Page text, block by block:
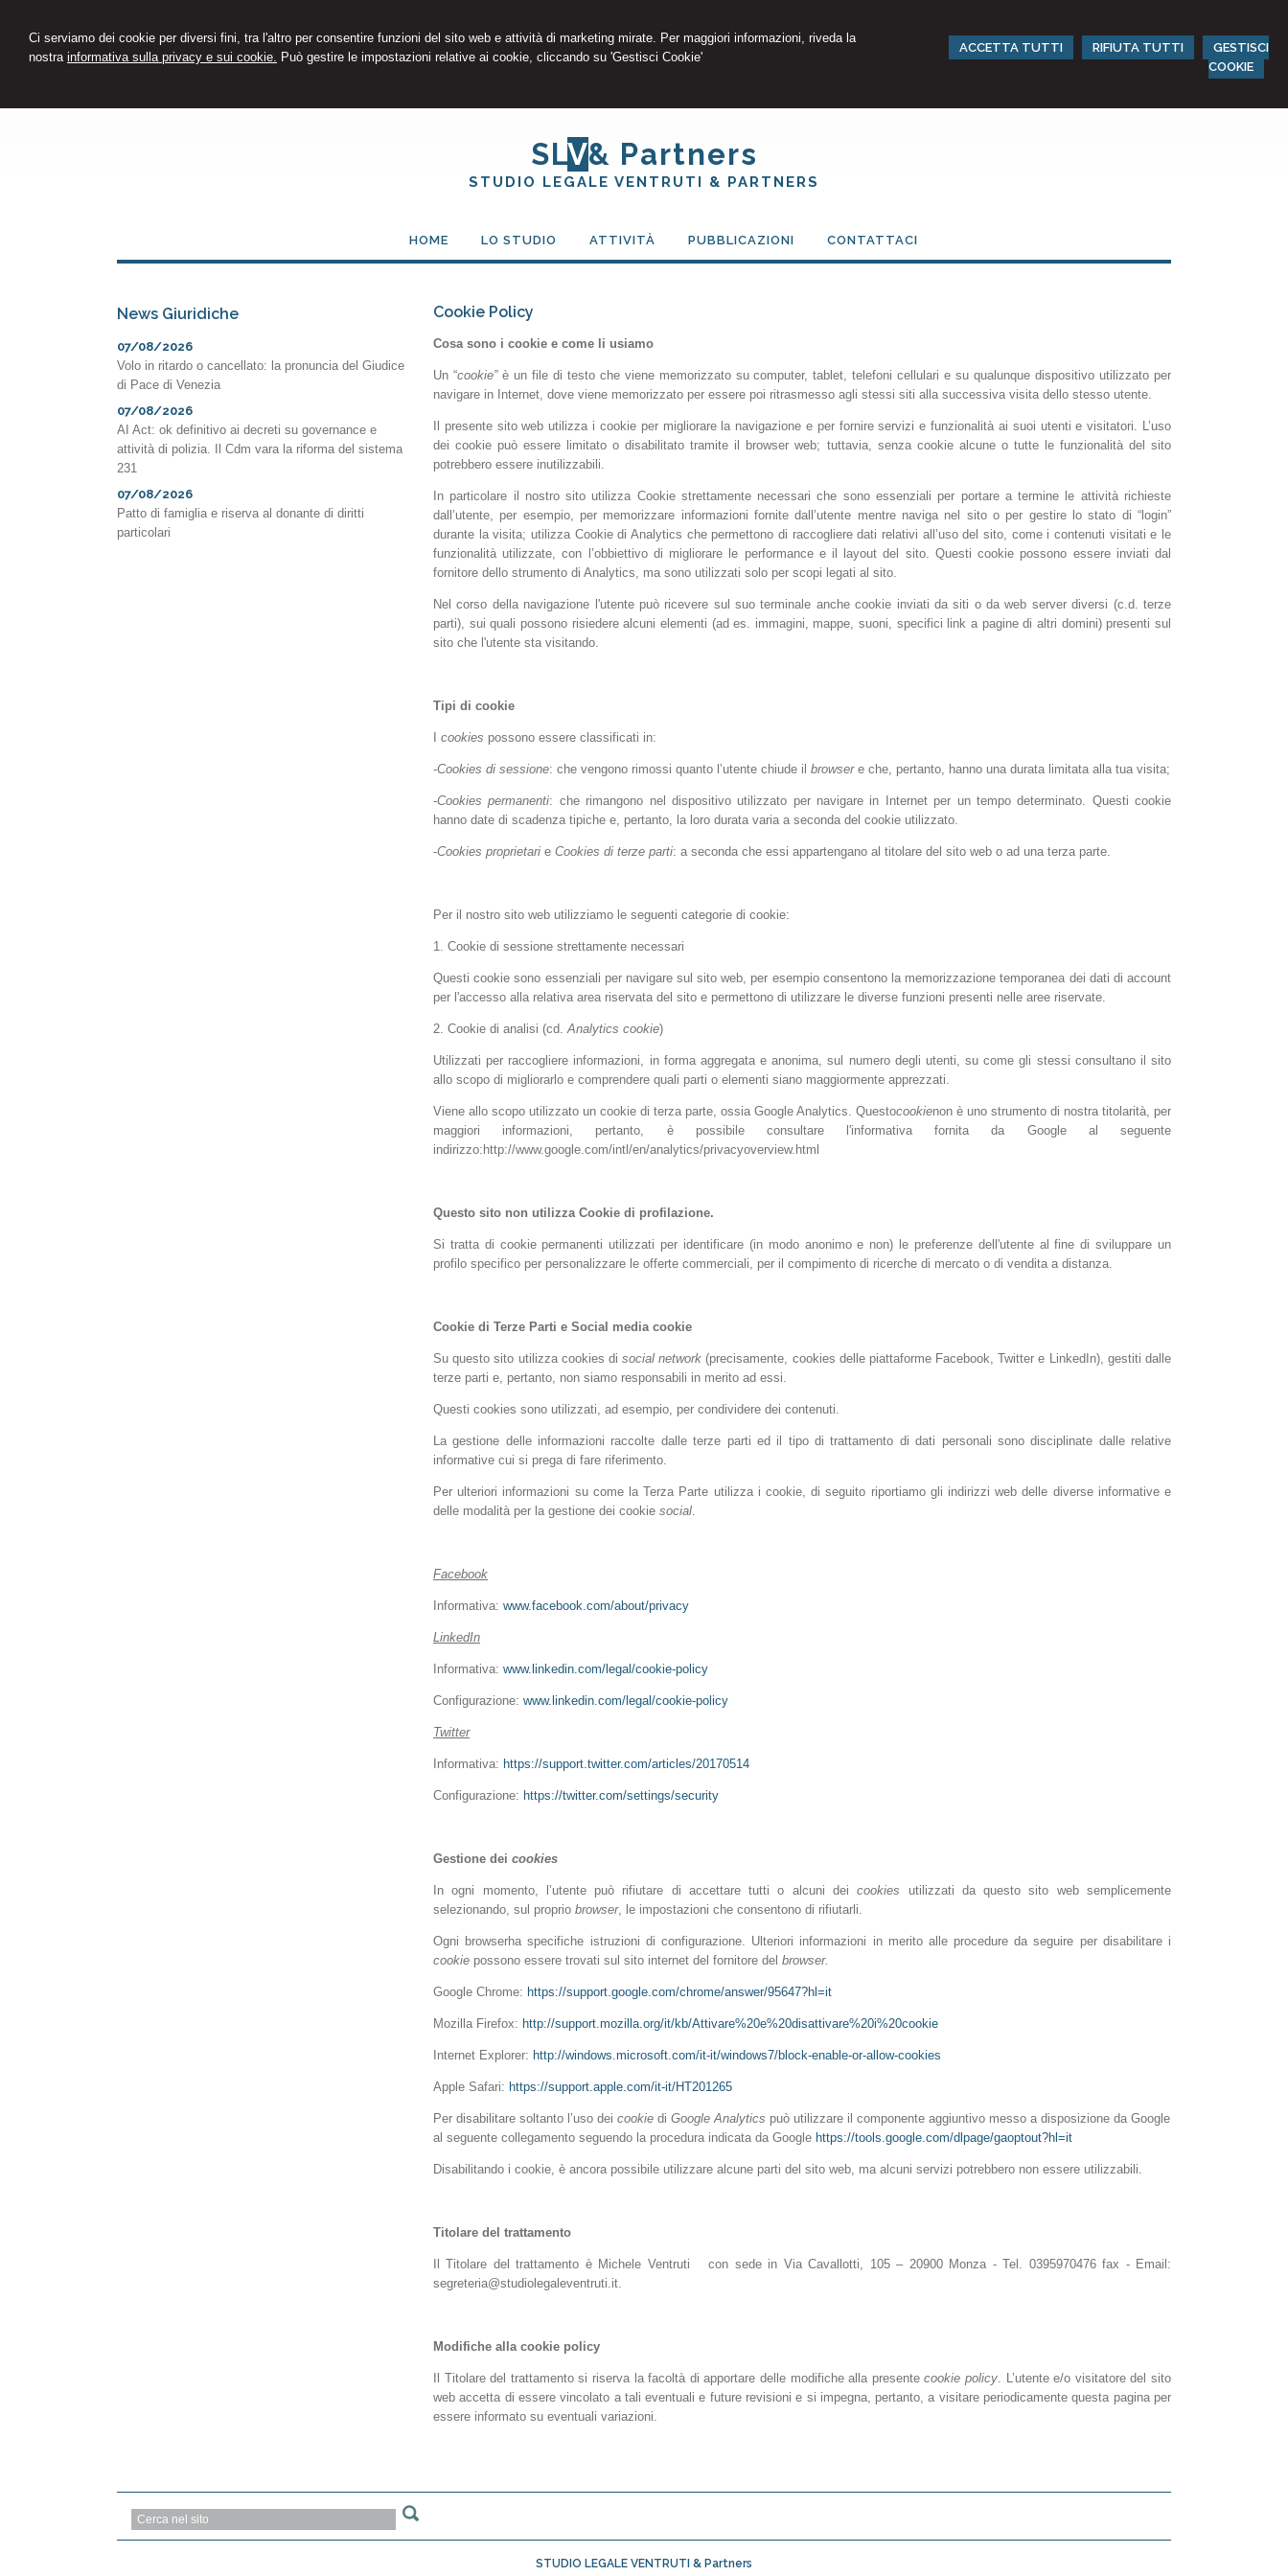
Ci serviamo dei cookie per diversi fini, tra l'altro per consentire funzioni del sito web e attività di marketing mirate. Per maggiori informazioni, riveda la
nostra informativa sulla privacy e sui cookie. Può gestire le impostazioni relative ai cookie, cliccando su 'Gestisci Cookie'
ACCETTA TUTTI RIFIUTA TUTTI
GESTISCI
COOKIE
SLV& Partners
STUDIO LEGALE VENTRUTI & PARTNERS
HOME LO STUDIO ATTIVITÀ PUBBLICAZIONI CONTATTACI
Cookie Policy
Cosa sono i cookie e come li usiamo
Un “cookie” è un file di testo che viene memorizzato su computer, tablet, telefoni cellulari e su qualunque dispositivo utilizzato per
navigare in Internet, dove viene memorizzato per essere poi ritrasmesso agli stessi siti alla successiva visita dello stesso utente.
Il presente sito web utilizza i cookie per migliorare la navigazione e per fornire servizi e funzionalità ai suoi utenti e visitatori. L’uso
dei cookie può essere limitato o disabilitato tramite il browser web; tuttavia, senza cookie alcune o tutte le funzionalità del sito
potrebbero essere inutilizzabili.
In particolare il nostro sito utilizza Cookie strettamente necessari che sono essenziali per portare a termine le attività richieste
dall’utente, per esempio, per memorizzare informazioni fornite dall’utente mentre naviga nel sito o per gestire lo stato di “login”
durante la visita; utilizza Cookie di Analytics che permettono di raccogliere dati relativi all’uso del sito, come i contenuti visitati e le
funzionalità utilizzate, con l’obbiettivo di migliorare le performance e il layout del sito. Questi cookie possono essere inviati dal
fornitore dello strumento di Analytics, ma sono utilizzati solo per scopi legati al sito.
Nel corso della navigazione l'utente può ricevere sul suo terminale anche cookie inviati da siti o da web server diversi (c.d. terze
parti), sui quali possono risiedere alcuni elementi (ad es. immagini, mappe, suoni, specifici link a pagine di altri domini) presenti sul
sito che l'utente sta visitando.
Tipi di cookie
I cookies possono essere classificati in:
-Cookies di sessione: che vengono rimossi quanto l’utente chiude il browsere che, pertanto, hanno una durata limitata alla tua visita;
-Cookies permanenti: che rimangono nel dispositivo utilizzato per navigare in Internet per un tempo determinato. Questi cookie
hanno date di scadenza tipiche e, pertanto, la loro durata varia a seconda del cookie utilizzato.
-Cookies proprietari e Cookies di terze parti: a seconda che essi appartengano al titolare del sito web o ad una terza parte.
Per il nostro sito web utilizziamo le seguenti categorie di cookie:
1. Cookie di sessione strettamente necessari
Questi cookie sono essenziali per navigare sul sito web, per esempio consentono la memorizzazione temporanea dei dati di account
per l'accesso alla relativa area riservata del sito e permettono di utilizzare le diverse funzioni presenti nelle aree riservate.
2. Cookie di analisi (cd. Analytics cookie)
Utilizzati per raccogliere informazioni, in forma aggregata e anonima, sul numero degli utenti, su come gli stessi consultano il sito
allo scopo di migliorarlo e comprendere quali parti o elementi siano maggiormente apprezzati.
Viene allo scopo utilizzato un cookie di terza parte, ossia Google Analytics. Questocookienon è uno strumento di nostra titolarità, per
maggiori informazioni, pertanto, è possibile consultare l'informativa fornita da Google al seguente
indirizzo:http://www.google.com/intl/en/analytics/privacyoverview.html
Questo sito non utilizza Cookie di profilazione.
Si tratta di cookie permanenti utilizzati per identificare (in modo anonimo e non) le preferenze dell'utente al fine di sviluppare un
profilo specifico per personalizzare le offerte commerciali, per il compimento di ricerche di mercato o di vendita a distanza.
Cookie di Terze Parti e Social media cookie
Su questo sito utilizza cookies disocial network (precisamente, cookies delle piattaforme Facebook, Twitter e LinkedIn), gestiti dalle
terze parti e, pertanto, non siamo responsabili in merito ad essi.
Questi cookies sono utilizzati, ad esempio, per condividere dei contenuti.
La gestione delle informazioni raccolte dalle terze parti ed il tipo di trattamento di dati personali sono disciplinate dalle relative
informative cui si prega di fare riferimento.
Per ulteriori informazioni su come la Terza Parte utilizza i cookie, di seguito riportiamo gli indirizzi web delle diverse informative e
delle modalità per la gestione dei cookie social
Facebook
Informativa: www.facebook.com/about/privacy
LinkedIn
Informativa: www.linkedin.com/legal/cookie-policy
Configurazione: www.linkedin.com/legal/cookie-policy
Twitter
Informativa: https://support.twitter.com/articles/20170514
Configurazione: https://twitter.com/settings/security
Gestione dei cookies
In ogni momento, l’utente può rifiutare di accettare tutti o alcuni deicookies utilizzati da questo sito web semplicemente
selezionando, sul proprio browser, le impostazioni che consentono di rifiutarli.
Ogni browserha specifiche istruzioni di configurazione. Ulteriori informazioni in merito alle procedure da seguire per disabilitare i
cookie possono essere trovati sul sito internet del fornitore del browser.
Google Chrome: https://support.google.com/chrome/answer/95647?hl=it
Mozilla Firefox: http://support.mozilla.org/it/kb/Attivare%20e%20disattivare%20i%20cookie
Internet Explorer: http://windows.microsoft.com/it-it/windows7/block-enable-or-allow-cookies
Apple Safari: https://support.apple.com/it-it/HT201265
Per disabilitare soltanto l’uso dei cookie di Google Analytics può utilizzare il componente aggiuntivo messo a disposizione da Google
al seguente collegamento seguendo la procedura indicata da Google https://tools.google.com/dlpage/gaoptout?hl=it
Disabilitando i cookie, è ancora possibile utilizzare alcune parti del sito web, ma alcuni servizi potrebbero non essere utilizzabili.
Titolare del trattamento
Il Titolare del trattamento è Michele Ventruti con sede in Via Cavallotti, 105 – 20900 Monza - Tel. 0395970476 fax - Email:
segreteria@studiolegaleventruti.it.
Modifiche alla cookie policy
Il Titolare del trattamento si riserva la facoltà di apportare delle modifiche alla presentecookie policy . L’utente e/o visitatore del sito
web accetta di essere vincolato a tali eventuali e future revisioni e si impegna, pertanto, a visitare periodicamente questa pagina per
essere informato su eventuali variazioni.
News Giuridiche
07/08/2026
Volo in ritardo o cancellato: la pronuncia del Giudice
di Pace di Venezia
07/08/2026
AI Act: ok definitivo ai decreti su governance e
attività di polizia. Il Cdm vara la riforma del sistema
231
07/08/2026
Patto di famiglia e riserva al donante di diritti
particolari
STUDIO LEGALE VENTRUTI & Partners